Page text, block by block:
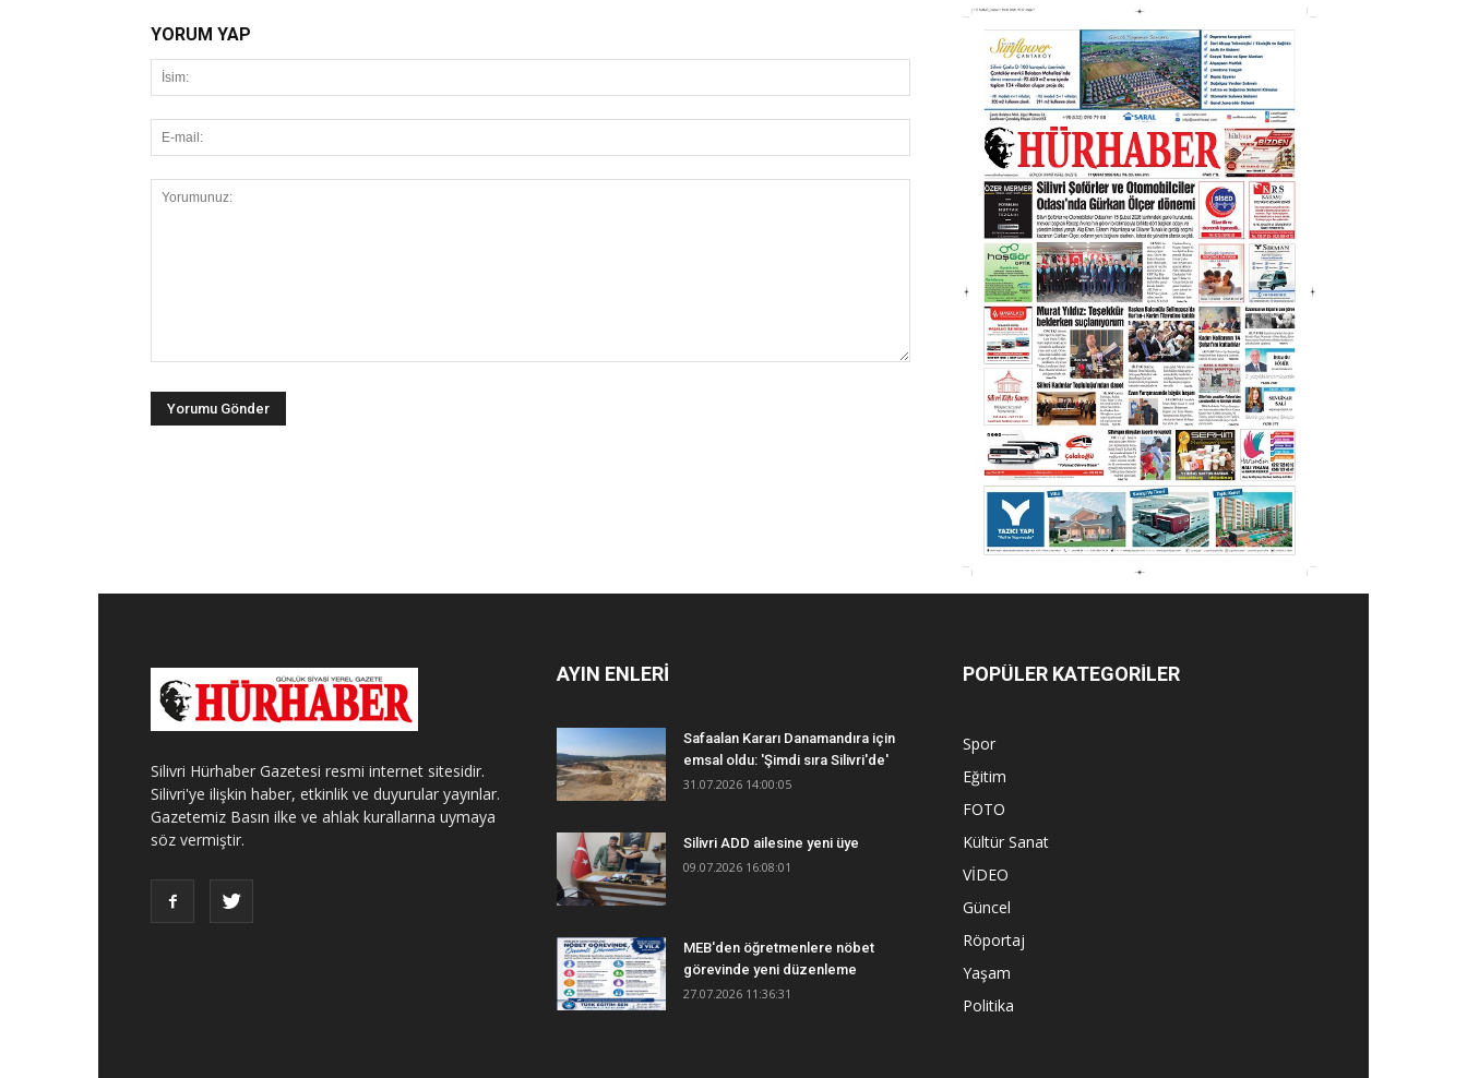
YORUM YAP
Silivri Hürhaber Gazetesi resmi internet sitesidir.
Silivri'ye ilişkin haber, etkinlik ve duyurular yayınlar.
Gazetemiz Basın ilke ve ahlak kurallarına uymaya
söz vermiştir.
AYIN ENLERİ
Safaalan Kararı Danamandıra için
emsal oldu: 'Şimdi sıra Silivri'de'
31.07.2026 14:00:05
Silivri ADD ailesine yeni üye
09.07.2026 16:08:01
MEB'den öğretmenlere nöbet
görevinde yeni düzenleme
27.07.2026 11:36:31
POPÜLER KATEGORİLER
Spor
Eğitim
FOTO
Kültür Sanat
VİDEO
Güncel
Röportaj
Yaşam
Politika